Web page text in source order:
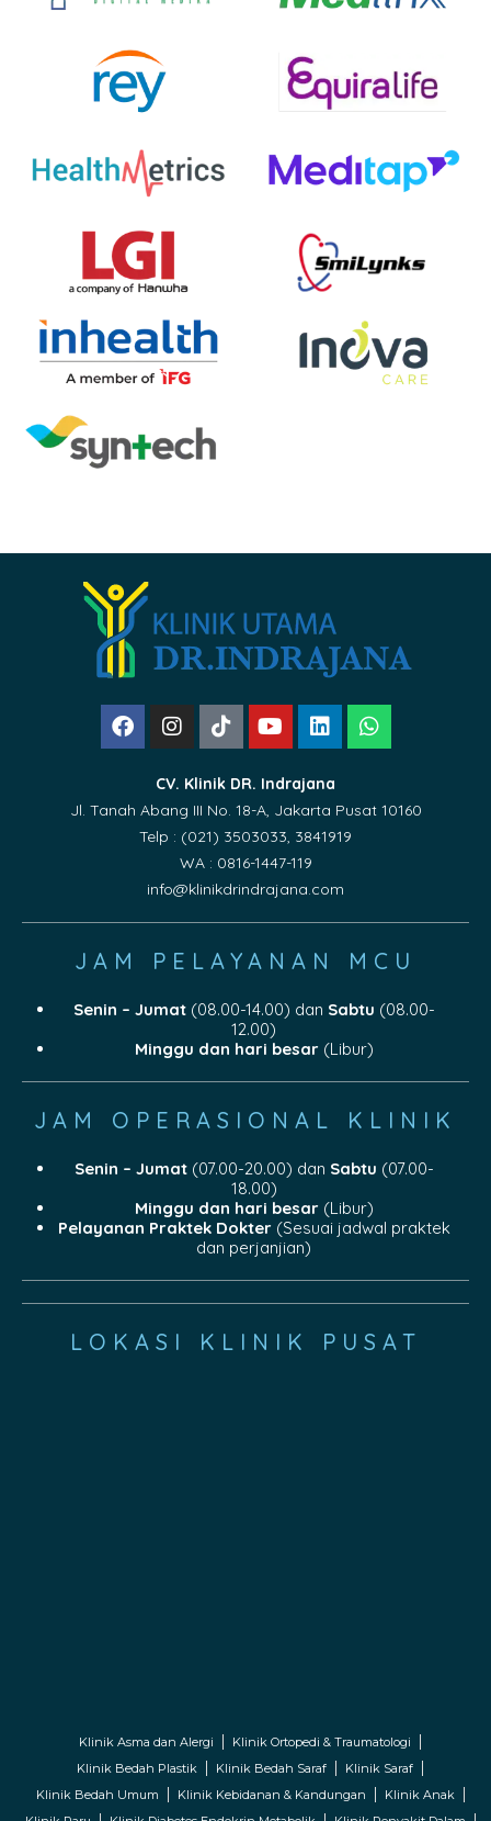
CV. Klinik DR. Indrajana
Jl. Tanah Abang III No. 18-A, Jakarta Pusat 10160
Telp : (021) 3503033, 3841919
WA : 0816-1447-119
info@klinikdrindrajana.com
JAM PELAYANAN MCU
Senin – Jumat(08.00-14.00) dan Sabtu (08.00-
12.00)
Minggu dan hari besar(Libur)
JAM OPERASIONAL KLINIK
Senin – Jumat(07.00-20.00) dan Sabtu (07.00-
18.00)
Minggu dan hari besar(Libur)
Pelayanan Praktek Dokter(Sesuai jadwal praktek
dan perjanjian)
LOKASI KLINIK PUSAT
Klinik Asma dan Alergi
Klinik Ortopedi & Traumatologi
Klinik Bedah Plastik
Klinik Bedah Saraf
Klinik Saraf
Klinik Bedah Umum
Klinik Kebidanan & Kandungan
Klinik Anak